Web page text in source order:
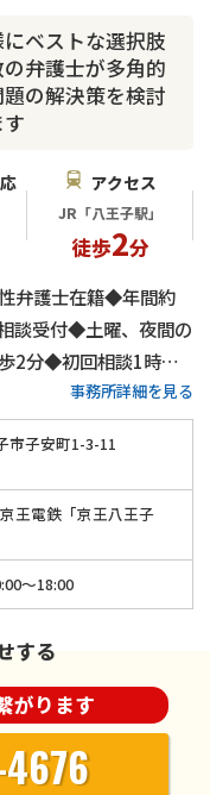
ベストな選択肢
弁護士が多角的
の解決策を検討
アクセス
JR「八王子駅」
徒歩2分
弁護士在籍◆年間約
談受付◆土曜、夜間の
2分◆初回相談1時間
◆養育費・財産分与・
ます
事務所詳細を見る
市子安町1-3-11
王電鉄「京王八王子
～18:00
する
がります